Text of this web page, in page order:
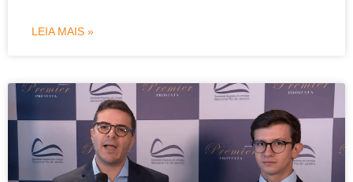
LEIA MAIS »